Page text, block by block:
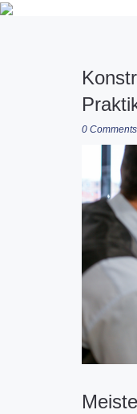
0 Comments